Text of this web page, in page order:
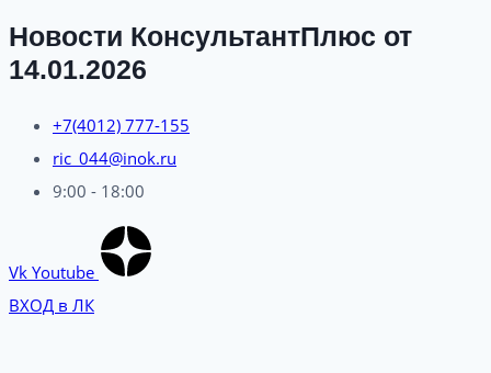
Новости КонсультантПлюс от
14.01.2026
+7(4012) 777-155
ric_044@inok.ru
9:00 - 18:00
Vk Youtube
ВХОД в ЛК